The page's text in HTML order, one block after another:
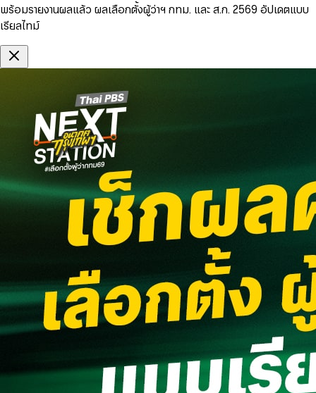
พร้อมรายงานผลแล้ว ผลเลือกตั้งผู้ว่าฯ กทม. และ ส.ก. 2569 อัปเดตแบบ
เรียลไทม์